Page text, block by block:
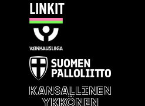
LINKIT